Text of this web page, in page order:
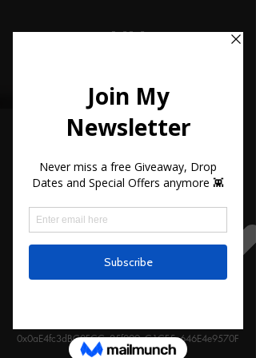
MM
WINNERS
0xEcCd4CC37edE429cB77D409782f5B7BFDbe172
b5
0xcb6290028ad5aBEB9531c674C61717ae4d46BF
0x0aE4fc3dBC0FCCe25f099cC1CF5c646E4e9570F
0